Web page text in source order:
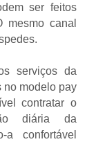
ser feitos
canal
serviços da
no modelo pay
contratar o
diária da
a confortável